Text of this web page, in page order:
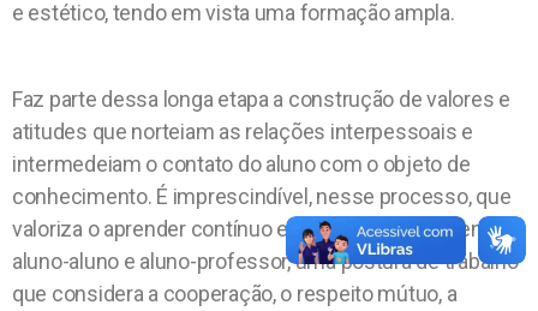
e estético, tendo em vista uma formação ampla.
Faz parte dessa longa etapa a construção de valores e
atitudes que norteiam as relações interpessoais e
intermedeiam o contato do aluno com o objeto de
conhecimento. É imprescindível, nesse processo, que
valoriza o aprender contínuo e a troca constante entre
aluno-aluno e aluno-professor, uma postura de trabalho
que considera a cooperação, o respeito mútuo, a